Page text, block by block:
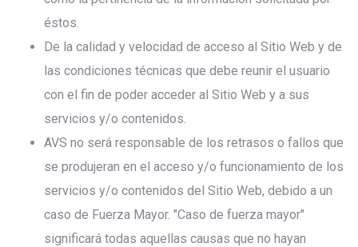
éstos.
De la calidad y velocidad de acceso al Sitio Web y de
las condiciones técnicas que debe reunir el usuario
con el fin de poder acceder al Sitio Web y a sus
servicios y/o contenidos.
AVS no será responsable de los retrasos o fallos que
se produjeran en el acceso y/o funcionamiento de los
servicios y/o contenidos del Sitio Web, debido a un
caso de Fuerza Mayor. "Caso de fuerza mayor"
significará todas aquellas causas que no hayan